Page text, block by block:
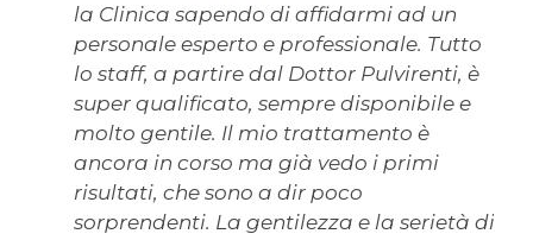
la Clinica sapendo di affidarmi ad un
personale esperto e professionale. Tutto
lo staff, a partire dal Dottor Pulvirenti, è
super qualificato, sempre disponibile e
molto gentile. Il mio trattamento è
ancora in corso ma già vedo i primi
risultati, che sono a dir poco
sorprendenti. La gentilezza e la serietà di